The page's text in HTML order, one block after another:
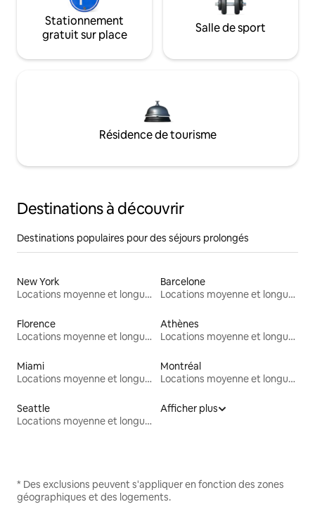
Stationnement
gratuit sur place
Salle de sport
Résidence de tourisme
Destinations à découvrir
Destinations populaires pour des séjours prolongés
New York
Locations moyenne et longue durée
Barcelone
Locations moyenne et longue durée
Florence
Locations moyenne et longue durée
Athènes
Locations moyenne et longue durée
Miami
Locations moyenne et longue durée
Montréal
Locations moyenne et longue durée
Seattle
Locations moyenne et longue durée
Afficher plus
* Des exclusions peuvent s'appliquer en fonction des zones
géographiques et des logements.